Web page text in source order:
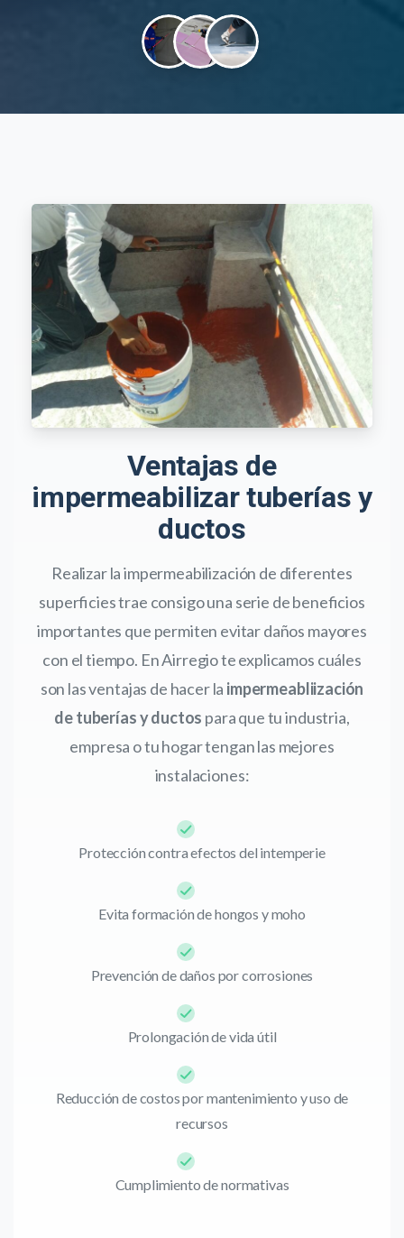
Ventajas de
impermeabilizar tuberías y
ductos
Realizar la impermeabilización de diferentes
superficies trae consigo una serie de beneficios
importantes que permiten evitar daños mayores
con el tiempo. En Airregio te explicamos cuáles
son las ventajas de hacer la impermeabliización
de tuberías y ductos para que tu industria,
empresa o tu hogar tengan las mejores
instalaciones:
Protección contra efectos del intemperie
Evita formación de hongos y moho
Prevención de daños por corrosiones
Prolongación de vida útil
Reducción de costos por mantenimiento y uso de
recursos
Cumplimiento de normativas